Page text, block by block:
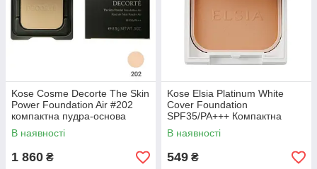
Kose Cosme Decorte The Skin
Power Foundation Air #202
компактна пудра-основа
SPF20/PA++ без кейса 8,5 г
В наявності
1 860 ₴
Kose Elsia Platinum White
Cover Foundation
SPF35/PA+++ Компактна
пудра, кейс, дзеркало, 410
Ocher 9,3 г
В наявності
549 ₴